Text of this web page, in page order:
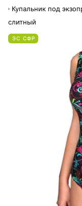
Купальник под
слитный
ЭС СФР